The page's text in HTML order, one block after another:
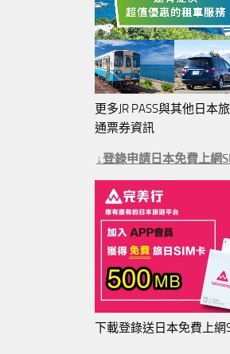
更多JR PASS與其他日本
通票券資訊
↓登錄申請日本免費上網
下載登錄送日本免費上網